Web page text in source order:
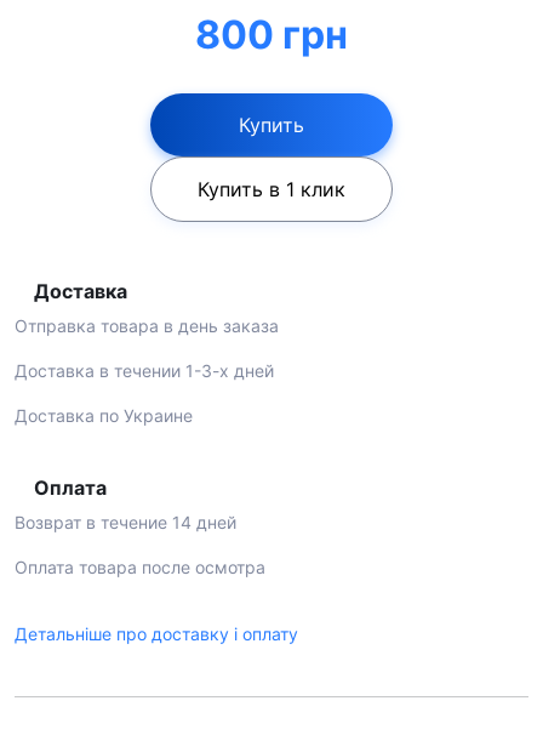
800 грн
Купить
Купить в 1 клик
Доставка
Отправка товара в день заказа
Доставка в течении 1-3-х дней
Доставка по Украине
Оплата
Возврат в течение 14 дней
Оплата товара после осмотра
Детальніше про доставку і оплату